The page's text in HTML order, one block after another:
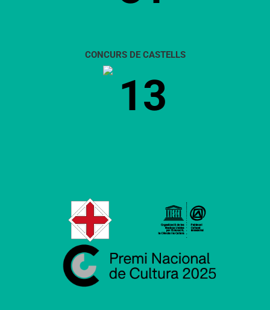
CONCURS DE CASTELLS
13